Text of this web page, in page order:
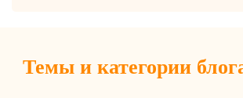
Темы и категории